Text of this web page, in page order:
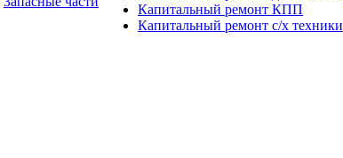
Капитальный ремонт КПП
Капитальный ремонт с/х техники